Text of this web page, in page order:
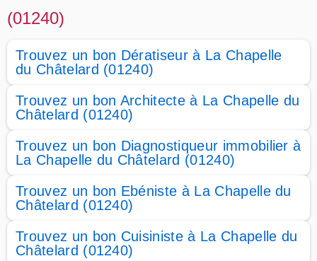
(01240)
Trouvez un bon Dératiseur à La Chapelle
du Châtelard (01240)
Trouvez un bon Architecte à La Chapelle du
Châtelard (01240)
Trouvez un bon Diagnostiqueur immobilier à
La Chapelle du Châtelard (01240)
Trouvez un bon Ebéniste à La Chapelle du
Châtelard (01240)
Trouvez un bon Cuisiniste à La Chapelle du
Châtelard (01240)